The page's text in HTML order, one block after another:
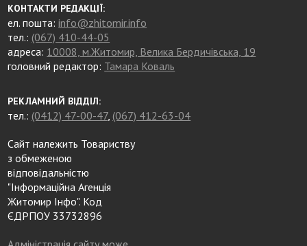
КОНТАКТИ РЕДАКЦІЇ:
ел. пошта:info@zhitomir.info
тел.: (067) 410-44-05
адреса: 10008, м.Житомир, Велика Бердичівська, 19
головний редактор: Тамара Коваль
РЕКЛАМНИЙ ВІДДІЛ:
тел.: (0412) 47-00-47, (067) 412-63-04
Сайт належить Товариству
з обмеженою
відповідальністю
"Інформаційна Агенція
Житомир Інфо". Код
ЄДРПОУ 33732896